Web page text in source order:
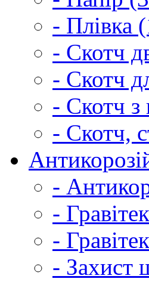
- Плівка
- Скотч
- Скотч
- Скотч з
- Скотч,
-
-
-
- Захист